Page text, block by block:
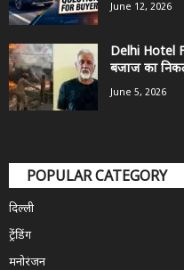
June 12, 2026
Delhi Hotel
बजाज का
June 5, 2026
POPULAR CATEGORY
दिल्ली
ट्रेंडिंग
मनोरंजन